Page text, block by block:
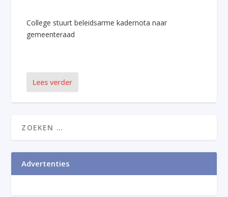
College stuurt beleidsarme kadernota naar
gemeenteraad
Lees verder
Advertenties